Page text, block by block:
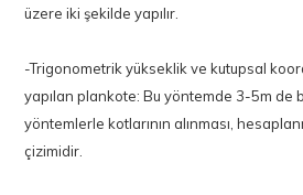
üzere iki şekilde yapılır.
-Trigonometrik yükseklik ve kutupsal
yapılan plankote: Bu yöntemde 3-5m de
yöntemlerle kotlarının alınması,
çizimidir.